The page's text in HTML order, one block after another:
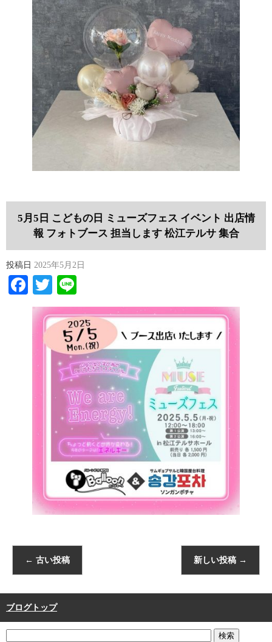
5月5日 こどもの日 ミューズフェス イベント 出店情
報 フォトブース 担当します 松江テルサ 集合
投稿日 2025年5月2日
Facebook
Twitter
← 古い投稿 新しい投稿 →
ブログトップ